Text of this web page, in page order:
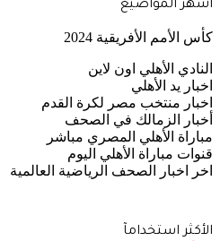
أشهر المواضيع
كأس الأمم الأفريقية 2024
النادي الأهلي اون لاين
اخبار يد الأهلي
اخبار منتخب مصر لكرة القدم
أخبار الزمالك في الصحف
مباراة الأهلي المصري مباشر
قنوات مباراة الأهلي اليوم
اخر اخبار الصحف الرياضية العالمية
الأكثر استخدامآ